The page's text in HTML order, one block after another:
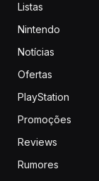
Listas
Nintendo
Notícias
Ofertas
PlayStation
Promoções
Reviews
Rumores